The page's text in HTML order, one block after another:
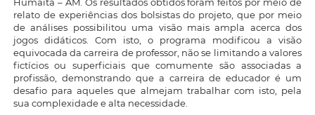
relato de experiências dos bolsistas do projeto, que por meio
de análises possibilitou uma visão mais ampla acerca dos
jogos didáticos. Com isto, o programa modificou a visão
equivocada da carreira de professor, não se limitando a valores
fictícios ou superficiais que comumente são associadas a
profissão, demonstrando que a carreira de educador é um
desafio para aqueles que almejam trabalhar com isto, pela
sua complexidade e alta necessidade.